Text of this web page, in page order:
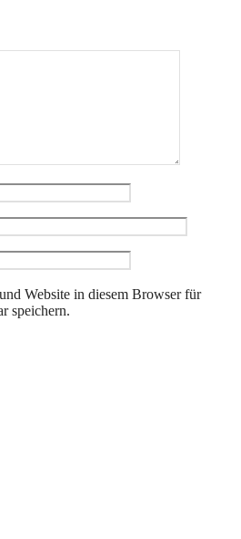
Website in diesem Browser für
speichern.